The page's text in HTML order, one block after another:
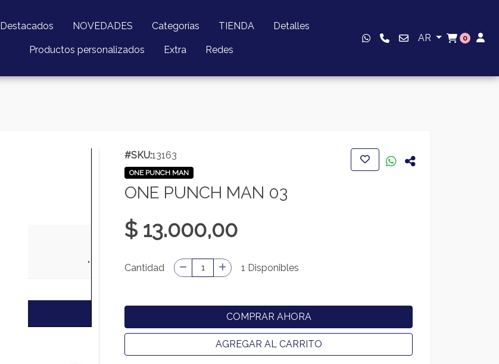
Destacados NOVEDADES Categorías TIENDA Detalles
Productos personalizados Extra Redes
AR 0
#SKU:13163
ONE PUNCH MAN
ONE PUNCH MAN 03
$ 13.000,00
Cantidad 1 Disponibles
COMPRAR AHORA
AGREGAR AL CARRITO